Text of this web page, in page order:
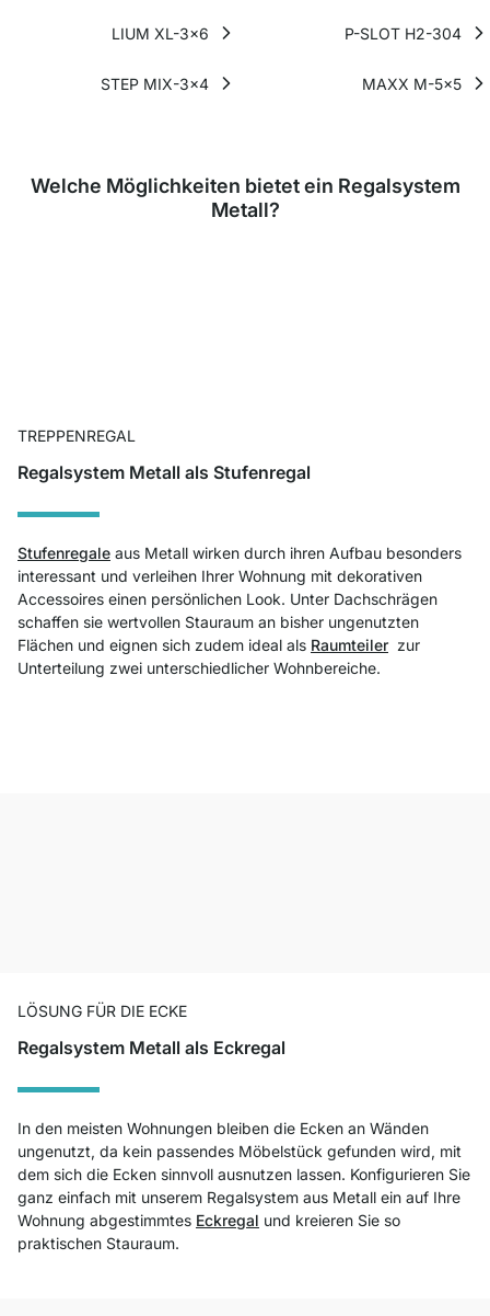
LIUM XL-3x6 P-SLOT H2-304
STEP MIX-3x4 MAXX M-5x5
Welche Möglichkeiten bietet ein Regalsystem
Metall?
TREPPENREGAL
Regalsystem Metall als Stufenregal
Stufenregale aus Metall wirken durch ihren Aufbau besonders
interessant und verleihen Ihrer Wohnung mit dekorativen
Accessoires einen persönlichen Look. Unter Dachschrägen
schaffen sie wertvollen Stauraum an bisher ungenutzten
Flächen und eignen sich zudem ideal als Raumteiler zur
Unterteilung zwei unterschiedlicher Wohnbereiche.
LÖSUNG FÜR DIE ECKE
Regalsystem Metall als Eckregal
In den meisten Wohnungen bleiben die Ecken an Wänden
ungenutzt, da kein passendes Möbelstück gefunden wird, mit
dem sich die Ecken sinnvoll ausnutzen lassen. Konfigurieren Sie
ganz einfach mit unserem Regalsystem aus Metall ein auf Ihre
Wohnung abgestimmtes Eckregal und kreieren Sie so
praktischen Stauraum.